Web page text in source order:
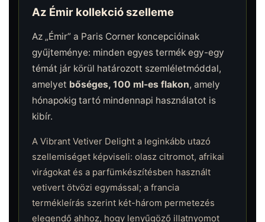
Az Émir kollekció szelleme
Az „Émir” a Paris Corner koncepcióinak
gyűjteménye: minden egyes termék egy-egy
témát jár körül határozott szemléletmóddal,
amelyet bőséges, 100 ml-es flakon, amely
hónapokig tartó mindennapi használatot is
kibír.
A Vibrant Vetiver Delight a leginkább utazó
szellemiséget képviseli: olasz citromot, afrikai
virágokat és a parfümkészítésben használt
vetivert ötvözi egymással; a francia
termékleírás szerint két-három permetezés
elegendő ahhoz, hogy lenyűgöző illatnyomot